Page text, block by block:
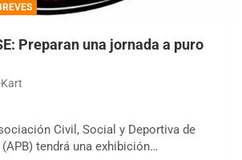
Preparan una jornada a puro
Kart
Civil, Social y Deportiva de
tendrá una exhibición…